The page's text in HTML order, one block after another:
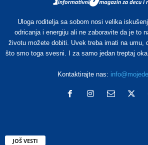
Uloga roditelja sa sobom nosi velika
odricanja i energiju ali ne zaboravite da je to
životu možete dobiti. Uvek treba imati na umu,
što smo toga svesni. I za samo jedan treptaj
Kontaktirajte nas:
JOŠ VESTI